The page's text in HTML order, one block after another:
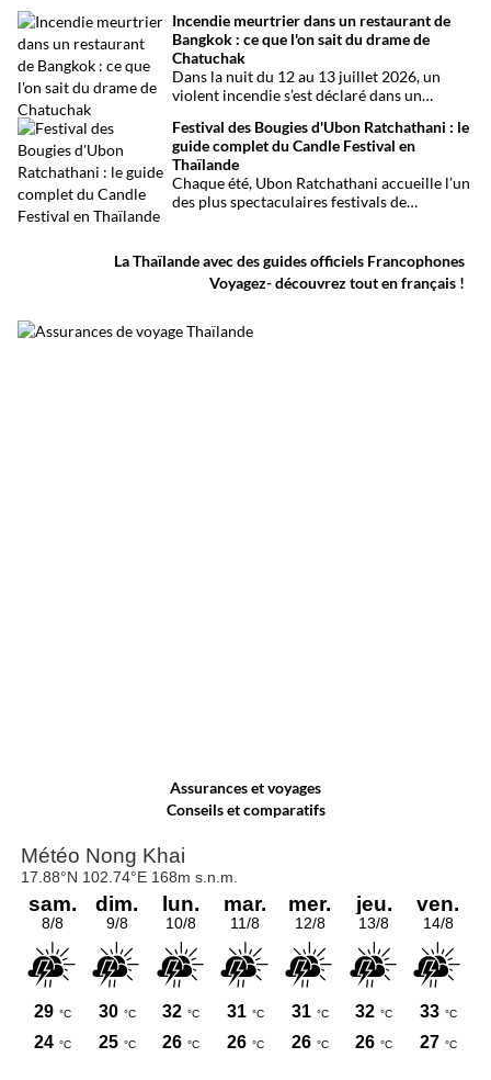
international de Phuket, situé à un peu plus
d’une heure de route. Que vous arriviez de
Bangkok, Phuket, Krabi, Surat Thani ou de
Khao Sok, voici toutes les solutions pour
organiser votre trajet dans les meilleures
conditions.
Incendie meurtrier dans un restaurant de
Bangkok : ce que l'on sait du drame de
Chatuchak
Dans la nuit du 12 au 13 juillet 2026, un
violent incendie s’est déclaré dans un
de Chatuchak, à Bangkok. Le bilan
provisoire est particulièrement lourd avec
au moins 27 morts et plusieurs dizaines de
blessés.
Festival des Bougies d'Ubon Ratchathani : le
guide complet du Candle Festival en
Thaïlande
Chaque été, Ubon Ratchathani accueille l’un
des plus spectaculaires festivals de
traditionnelles et des musiques de l’Isan,
célébrant le début du carême bouddhique
dans une atmosphère aussi spirituelle que
La Thaïlande avec des guides officiels Francophones
Voyagez- découvrez tout en français !
Assurances et voyages
Conseils et comparatifs